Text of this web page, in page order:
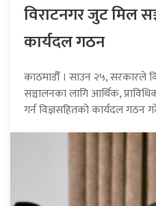
विराटनगर जुट मिल
कार्यदल गठन
काठमाडौँ । साउन २५, सरकारले
सञ्चालनका लागि आर्थिक,
गर्न विज्ञसहितको कार्यदल गठन